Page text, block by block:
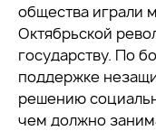
общества играли
Октябрьской
государству. По
поддержке
решению
чем должно